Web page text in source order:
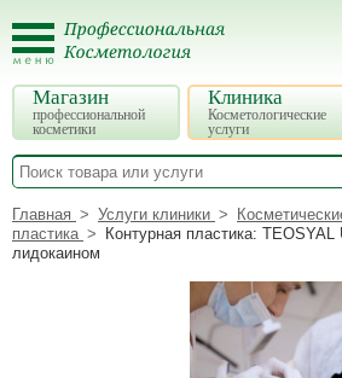
Магазин
профессиональной
косметики
Клиника
Косметологические
услуги
Главная Услуги клиники
пластика
Контурная пластика:
лидокаином